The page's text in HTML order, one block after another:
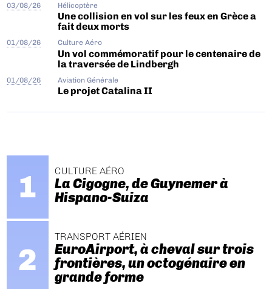
03/08/26 Hélicoptère
Une collision en vol sur les feux en Grèce a
fait deux morts
01/08/26 Culture Aéro
Un vol commémoratif pour le centenaire de
la traversée de Lindbergh
01/08/26 Aviation Générale
Le projet Catalina II
CULTURE AÉRO
La Cigogne, de Guynemer à
Hispano-Suiza
TRANSPORT AÉRIEN
EuroAirport, à cheval sur trois
frontières, un octogénaire en
grande forme